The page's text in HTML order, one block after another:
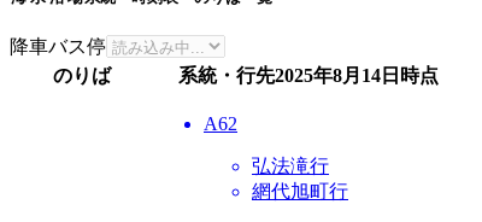
降車バス停
のりば
系統・行先2025年8月14日 時点
A62
弘法滝行
網代旭町行